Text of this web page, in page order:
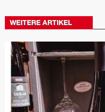
WEITERE ARTIKEL